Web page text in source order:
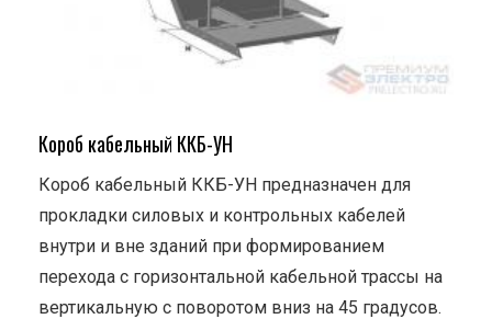
Короб кабельный ККБ-УН
Короб кабельный ККБ-УН предназначен для
прокладки силовых и контрольных кабелей
внутри и вне зданий при формированием
перехода с горизонтальной кабельной трассы на
вертикальную с поворотом вниз на 45 градусов.